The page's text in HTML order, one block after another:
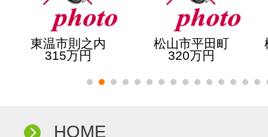
東温市則之内
315万円
松山市平田町
320万円
HOME